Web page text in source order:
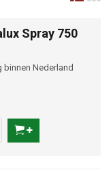
Spray 750
binnen Nederland